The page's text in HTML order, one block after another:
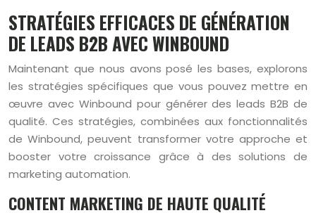
STRATÉGIES EFFICACES DE GÉNÉRATION
DE LEADS B2B AVEC WINBOUND
Maintenant que nous avons posé les bases, explorons
les stratégies spécifiques que vous pouvez mettre en
œuvre avec Winbound pour générer des leads B2B de
qualité. Ces stratégies, combinées aux fonctionnalités
de Winbound, peuvent transformer votre approche et
booster votre croissance grâce à des solutions de
marketing automation.
CONTENT MARKETING DE HAUTE QUALITÉ